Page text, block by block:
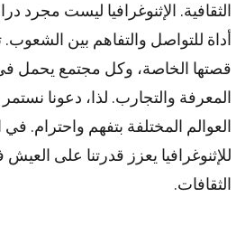
الثقافية. الإثنوغرافيا ليست مجرد
أداة للتواصل والتفاهم بين الشعوب.
قصتها الخاصة، وكل مجتمع يحمل
المعرفة والتجارب. لذا، دعونا
العوالم المختلفة بتفهم واحترام. في
للإثنوغرافيا يعزز قدرتنا على
الثقافات.